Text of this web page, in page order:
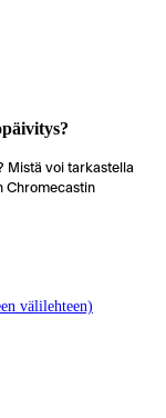
Mistä voi tarkastella
Chromecastin
välilehteen)